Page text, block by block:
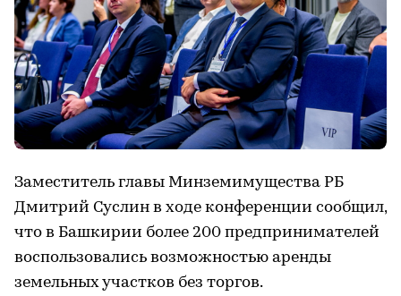
Заместитель главы Минземимущества РБ
Дмитрий Суслин в ходе конференции сообщил,
что в Башкирии более 200 предпринимателей
воспользовались возможностью аренды
земельных участков без торгов.